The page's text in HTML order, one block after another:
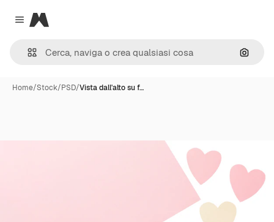
Close menu
Magnific
Cerca
Home/Stock/PSD/Vista dall'alto su f…